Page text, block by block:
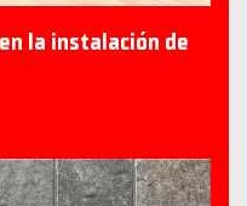
la instalación de